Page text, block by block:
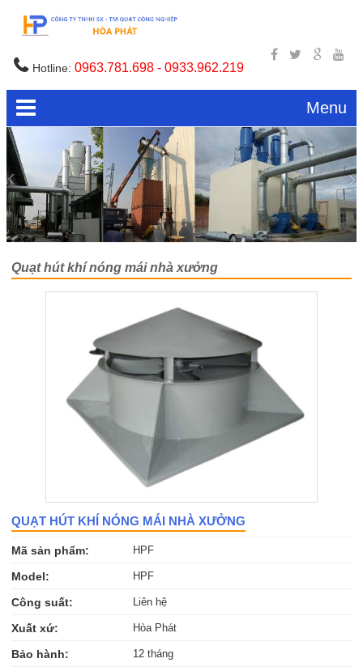
Hotline:0963.781.698 - 0933.962.219
Menu
Quạt hút khí nóng mái nhà xưởng
QUẠT HÚT KHÍ NÓNG MÁI NHÀ XƯỞNG
Mã sản phẩm: HPF
Model: HPF
Công suất: Liên hệ
Xuất xứ: Hòa Phát
Bảo hành: 12 tháng